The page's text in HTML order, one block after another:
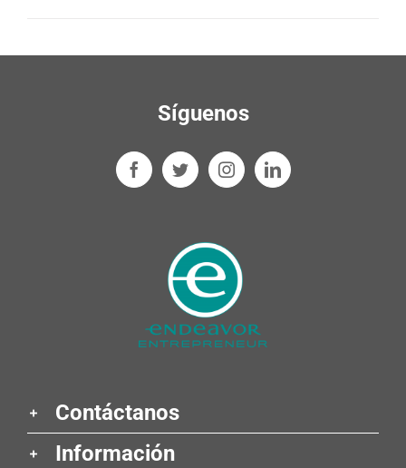
Síguenos
Contáctanos
Información